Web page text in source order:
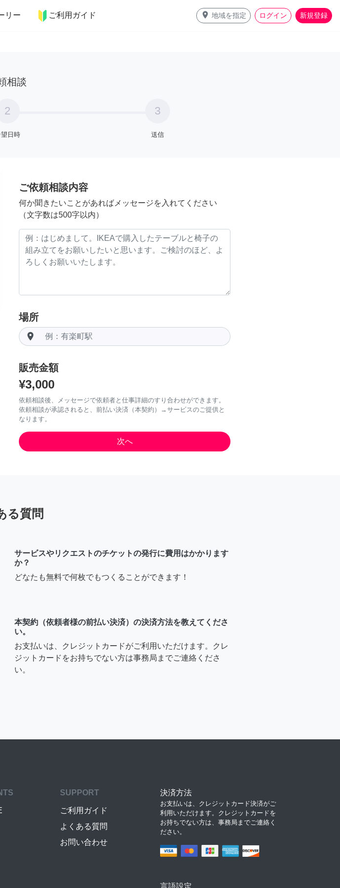
リー ご利用ガイド place 地域を指定 ログイン 新規登録
ペット 料理
相談
2
日時
3
送信
ご依頼相談内容
何か聞きたいことがあればメッセージを入れてください
（文字数は500字以内）
場所
room
販売金額
¥3,000
依頼相談後、メッセージで依頼者と仕事詳細のすり合わせができます。
依頼相談が承認されると、前払い決済（本契約）→サービスのご提供と
なります。
る質問
サービスやリクエストのチケットの発行に費用はかかります
か？
どなたも無料で何枚でもつくることができます！
本契約（依頼者様の前払い決済）の決済方法を教えてくださ
い。
お支払いは、クレジットカードがご利用いただけます。クレ
ジットカードをお持ちでない方は事務局までご連絡くださ
い。
SUPPORT
ご利用ガイド
よくある質問
お問い合わせ
決済方法
お支払いは、クレジットカード決済がご
利用いただけます。クレジットカードを
お持ちでない方は、事務局までご連絡く
ださい。
言語設定